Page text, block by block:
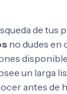
de tus
no dudes en
un larga
antes de